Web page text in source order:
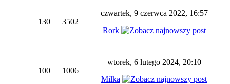
130 3502
czwartek, 9 czerwca 2022, 16:57
Rork
100 1006
wtorek, 6 lutego 2024, 20:10
Miłka